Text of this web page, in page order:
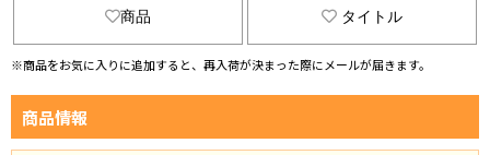
商品 タイトル
※商品をお気に入りに追加すると、再入荷が決まった際にメールが届きます。
商品情報